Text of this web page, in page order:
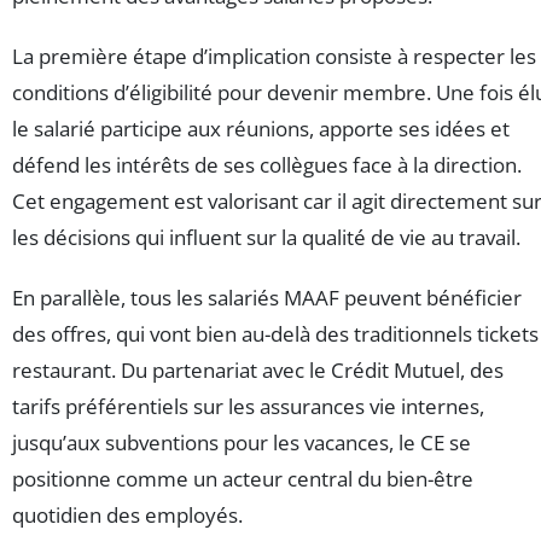
La première étape d’implication consiste à respecter les
conditions d’éligibilité pour devenir membre. Une fois
le salarié participe aux réunions, apporte ses idées et
défend les intérêts de ses collègues face à la direction.
Cet engagement est valorisant car il agit directement sur
les décisions qui influent sur la qualité de vie au travail.
En parallèle, tous les salariés MAAF peuvent bénéficier
des offres, qui vont bien au-delà des traditionnels tickets
restaurant. Du partenariat avec le Crédit Mutuel, des
tarifs préférentiels sur les assurances vie internes,
jusqu’aux subventions pour les vacances, le CE se
positionne comme un acteur central du bien-être
quotidien des employés.